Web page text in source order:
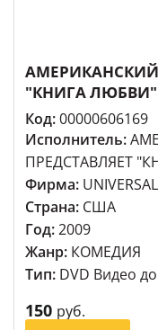
"КНИГА ЛЮБВИ"
Код:00000606169
Исполнитель:
ПРЕДСТАВЛЯЕТ
Фирма: UNIVERSAL
Страна: США
Год:2009
Жанр: КОМЕДИЯ
Тип: DVD Видео
150 руб.